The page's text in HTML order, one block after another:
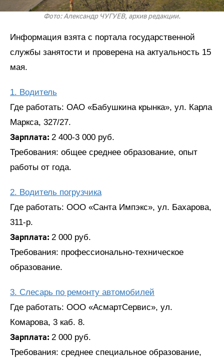
Фото: Александр ЧУГУЕВ, архив редакции.
Информация взята с портала государственной
службы занятости и проверена на актуальность 15
мая.
1. Водитель
Где работать: ОАО «Бабушкина крынка», ул. Карла
Маркса, 327/27.
Зарплата: 2 400-3 000 руб.
Требования: общее среднее образование, опыт
работы от года.
2. Водитель погрузчика
Где работать: ООО «Санта Импэкс», ул. Бахарова,
311-р.
Зарплата: 2 000 руб.
Требования: профессионально-техническое
образование.
3. Слесарь по ремонту автомобилей
Где работать: ООО «АсмартСервис», ул.
Комарова, 3 каб. 8.
Зарплата: 2 000 руб.
Требования: среднее специальное образование,